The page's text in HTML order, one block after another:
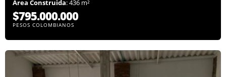
Área Construida: 436 m²
$795.000.000
PESOS COLOMBIANOS